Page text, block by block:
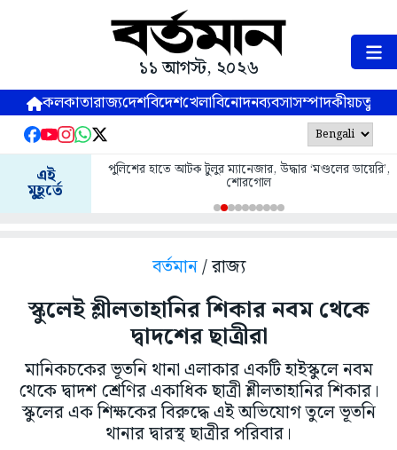
১১ আগস্ট, ২০২৬
কলকাতারাজ্যদেশবিদেশখেলাবিনোদনব্যবসাসম্পাদকীয়
এই
মুহূর্তে
পুলিশের হাতে আটক টুলুর ম্যানেজার, উদ্ধার ‘মণ্ডলের ডায়েরি’,
শোরগোল
বর্তমান/ রাজ্য
স্কুলেই শ্লীলতাহানির শিকার নবম থেকে
দ্বাদশের ছাত্রীরা
মানিকচকের ভূতনি থানা এলাকার একটি হাইস্কুলে নবম
থেকে দ্বাদশ শ্রেণির একাধিক ছাত্রী শ্লীলতাহানির শিকার।
স্কুলের এক শিক্ষকের বিরুদ্ধে এই অভিযোগ তুলে ভূতনি
থানার দ্বারস্থ ছাত্রীর পরিবার।